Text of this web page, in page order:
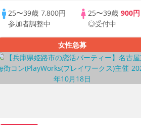
25〜39歳 7,800円
参加者調整中
25〜39歳 900円
◎受付中
女性急募